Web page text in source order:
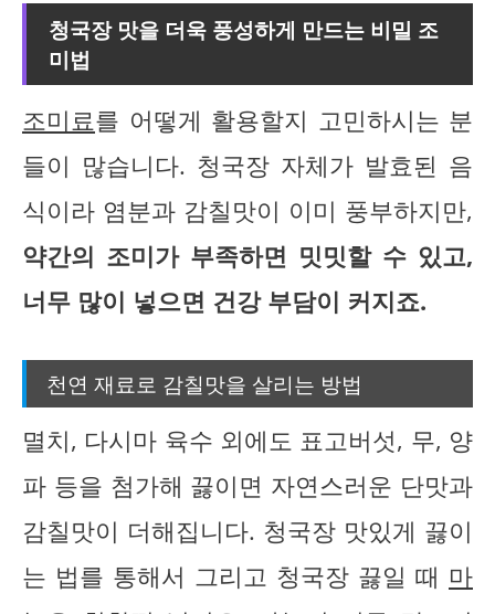
청국장 맛을 더욱 풍성하게 만드는 비밀 조
미법
조미료를 어떻게 활용할지 고민하시는 분
들이 많습니다. 청국장 자체가 발효된 음
식이라 염분과 감칠맛이 이미 풍부하지만,
약간의 조미가 부족하면 밋밋할 수 있고,
너무 많이 넣으면 건강 부담이 커지죠.
천연 재료로 감칠맛을 살리는 방법
멸치, 다시마 육수 외에도 표고버섯, 무, 양
파 등을 첨가해 끓이면 자연스러운 단맛과
감칠맛이 더해집니다. 청국장 맛있게 끓이
는 법를 통해서 그리고 청국장 끓일 때 마